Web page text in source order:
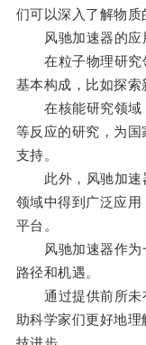
们可以深入了解物质
风驰加速器的应
在粒子物理研究
基本构成，比如探索
在核能研究领域
等反应的研究，为
支持。
此外，风驰加速
领域中得到广泛应
平台。
风驰加速器作为
路径和机遇。
通过提供前所未
助科学家们更好地